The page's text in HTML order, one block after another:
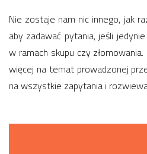
Nie zostaje nam nic innego, jak
aby zadawać pytania, jeśli
w ramach skupu czy
więcej na temat prowadzonej
na wszystkie zapytania i